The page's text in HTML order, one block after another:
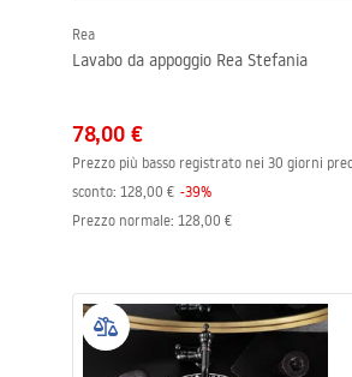
Rea
Lavabo da appoggio Rea Stefania
78,00 €
Prezzo più basso registrato nei 30 giorni
sconto: 128,00 € -39%
Prezzo normale: 128,00 €